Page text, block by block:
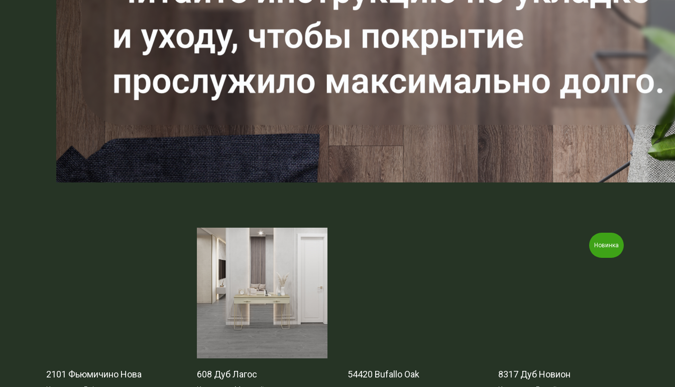
2101 Фьюмичино Нова 608 Дуб Лагос 54420 Bufallo Oak
Новинка
8317 Дуб Новион